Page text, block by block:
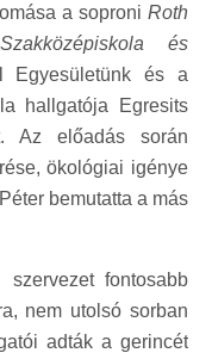
a soproni Roth
és
Egyesületünk és a
hallgatója Egresits
Az előadás során
ökológiai igénye
bemutatta a más
fontosabb
nem utolsó sorban
adták a gerincét